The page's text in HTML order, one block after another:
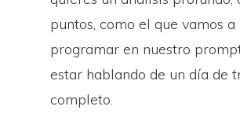
puntos, como el que vamos a
programar en nuestro
estar hablando de un día de
completo.